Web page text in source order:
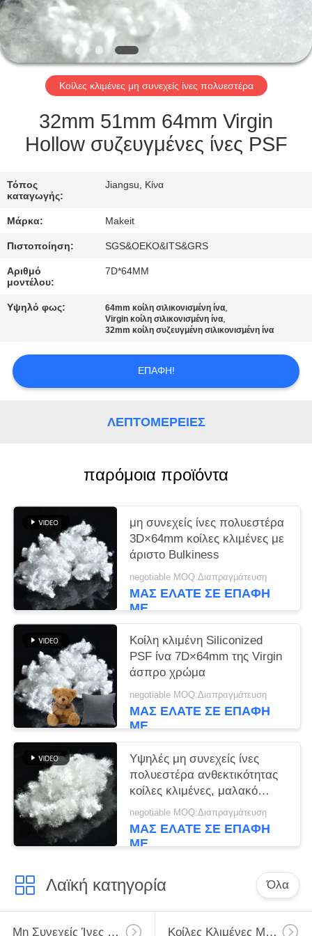
ΈΛΕΓΧΟΣ
ΜΑΣ
ΕΛΆΤΕ
ΕΠΑΦΉ
ΜΕ
ΝΈΑ
ΠΕΡΙΠΤΏΣΕΙΣ
ΖΗΤΉΣΤΕ
ΑΠΌΣΠΑΣΜΑ
SITEMAP
Κοίλες κλιμένες μη συνεχείς ίνες πολυεστέρα
32mm 51mm 64mm Virgin
Hollow συζευγμένες ίνες PSF
Τόπος
καταγωγής:
Jiangsu, Κίνα
Μάρκα: Makeit
Πιστοποίηση: SGS&OEKO&ITS&GRS
Αριθμό
μοντέλου:
7D*64MM
Υψηλό φως: 64mm κοίλη σιλικονισμένη ίνα,
Virgin κοίλη σιλικονισμένη ίνα,
32mm κοίλη συζευγμένη σιλικονισμένη ίνα
ΕΠΑΦΉ!
ΛΕΠΤΟΜΈΡΕΙΕΣ
παρόμοια προϊόντα
μη συνεχείς ίνες πολυεστέρα
3D×64mm κοίλες κλιμένες με
άριστο Bulkiness
negotiable MOQ:Διαπραγμάτευση
ΜΑΣ ΕΛΆΤΕ ΣΕ ΕΠΑΦΉ
ΜΕ
Κοίλη κλιμένη Siliconized
PSF ίνα 7D×64mm της Virgin
άσπρο χρώμα
negotiable MOQ:Διαπραγμάτευση
ΜΑΣ ΕΛΆΤΕ ΣΕ ΕΠΑΦΉ
ΜΕ
Υψηλές μη συνεχείς ίνες
πολυεστέρα ανθεκτικότητας
κοίλες κλιμένες, μαλακό
ανακυκλωμένο PSF
negotiable MOQ:Διαπραγμάτευση
ΜΑΣ ΕΛΆΤΕ ΣΕ ΕΠΑΦΉ
ΜΕ
Λαϊκή κατηγορία Όλα
Μη Συνεχείς Ίνες Πολυεστέρα Κοίλες Κλιμένες Μη Συνεχείς Ίνες Πολυεστέρα